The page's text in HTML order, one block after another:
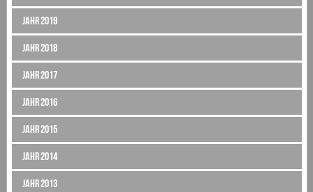
Jahr 2019
Jahr 2018
Jahr 2017
Jahr 2016
Jahr 2015
Jahr 2014
Jahr 2013